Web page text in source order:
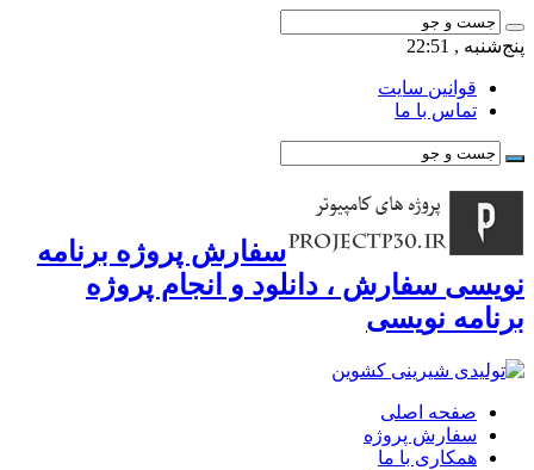
پنج‌شنبه , 22:51
قوانین سایت
تماس با ما
سفارش پروژه برنامه
نویسی سفارش ، دانلود و انجام پروژه
برنامه نویسی
صفحه اصلی
سفارش پروژه
همکاری با ما